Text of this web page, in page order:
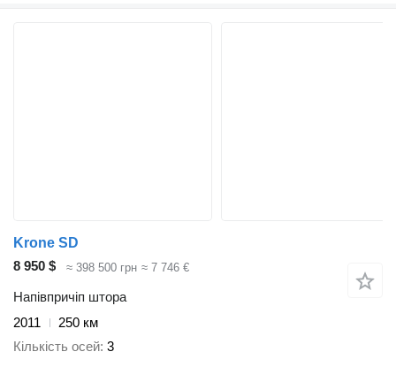
Krone SD
8 950 $
≈ 398 500 грн ≈ 7 746 €
Напівпричіп штора
2011
250 км
Кількість осей 3